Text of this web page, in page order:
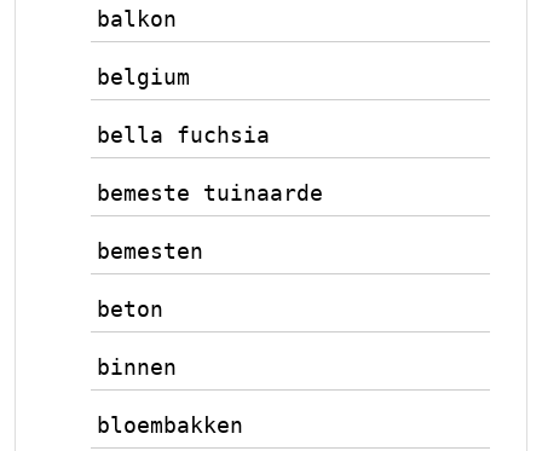
balkon
belgium
bella fuchsia
bemeste tuinaarde
bemesten
beton
binnen
bloembakken